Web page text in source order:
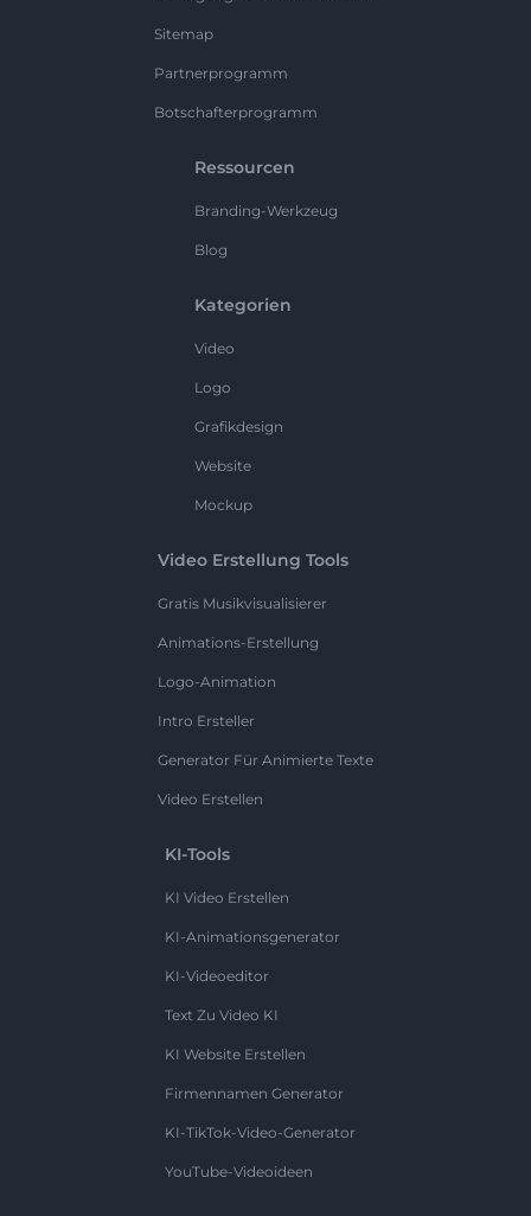
Sitemap
Partnerprogramm
Botschafterprogramm
Ressourcen
Branding-Werkzeug
Blog
Kategorien
Video
Logo
Grafikdesign
Website
Mockup
Video Erstellung Tools
Gratis Musikvisualisierer
Animations-Erstellung
Logo-Animation
Intro Ersteller
Generator Für Animierte Texte
Video Erstellen
KI-Tools
KI Video Erstellen
KI-Animationsgenerator
KI-Videoeditor
Text Zu Video KI
KI Website Erstellen
Firmennamen Generator
KI-TikTok-Video-Generator
YouTube-Videoideen